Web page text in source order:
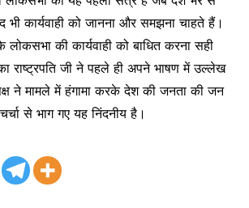
कार्यवाही को जानना और समझना चाहते हैं।
की कार्यवाही को बाधित करना सही
राष्ट्रपति जी ने पहले ही अपने भाषण में उल्लेख
ने मामले में हंगामा करके देश की जनता की जन
से भाग गए यह निंदनीय है।